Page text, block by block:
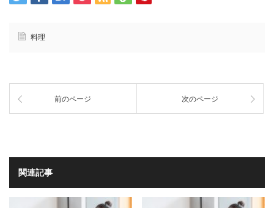
料理
前のページ 次のページ
関連記事